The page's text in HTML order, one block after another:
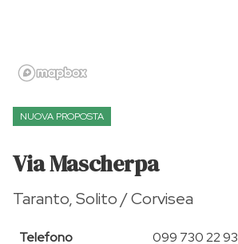
NUOVA PROPOSTA
Via Mascherpa
Taranto, Solito / Corvisea
Telefono 099 730 22 93